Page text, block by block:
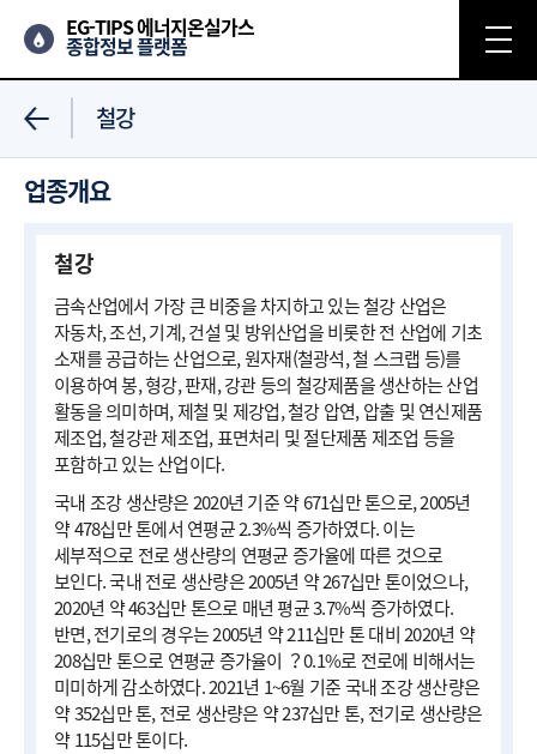
EG-TIPS 에너지온실가스
종합정보 플랫폼
철강
업종개요
철강
금속산업에서 가장 큰 비중을 차지하고 있는 철강 산업은
자동차, 조선, 기계, 건설 및 방위산업을 비롯한 전 산업에 기초
소재를 공급하는 산업으로, 원자재(철광석, 철 스크랩 등)를
이용하여 봉, 형강, 판재, 강관 등의 철강제품을 생산하는 산업
활동을 의미하며, 제철 및 제강업, 철강 압연, 압출 및 연신제품
제조업, 철강관 제조업, 표면처리 및 절단제품 제조업 등을
포함하고 있는 산업이다.
국내 조강 생산량은 2020년 기준 약 671십만 톤으로, 2005년
약 478십만 톤에서 연평균 2.3%씩 증가하였다. 이는
세부적으로 전로 생산량의 연평균 증가율에 따른 것으로
보인다. 국내 전로 생산량은 2005년 약 267십만 톤이었으나,
2020년 약 463십만 톤으로 매년 평균 3.7%씩 증가하였다.
반면, 전기로의 경우는 2005년 약 211십만 톤 대비 2020년 약
208십만 톤으로 연평균 증가율이 ？0.1%로 전로에 비해서는
미미하게 감소하였다. 2021년 1~6월 기준 국내 조강 생산량은
약 352십만 톤, 전로 생산량은 약 237십만 톤, 전기로 생산량은
약 115십만 톤이다.